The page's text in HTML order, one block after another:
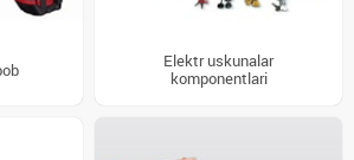
Elektr uskunalar
komponentlari